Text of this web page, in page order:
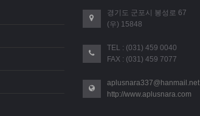
경기도 군포시 봉성로 67
(우) 15848
TEL : (031) 459 0040
FAX : (031) 459 7077
aplusnara337@hanmail.net
http://www.aplusnara.com